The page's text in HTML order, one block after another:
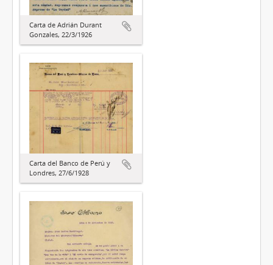
Carta de Adrián Durant
Gonzales, 22/3/1926
Carta del Banco de Perú y
Londres, 27/6/1928